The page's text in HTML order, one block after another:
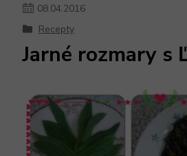
08.04.2016
Recepty
Jarné rozmary s